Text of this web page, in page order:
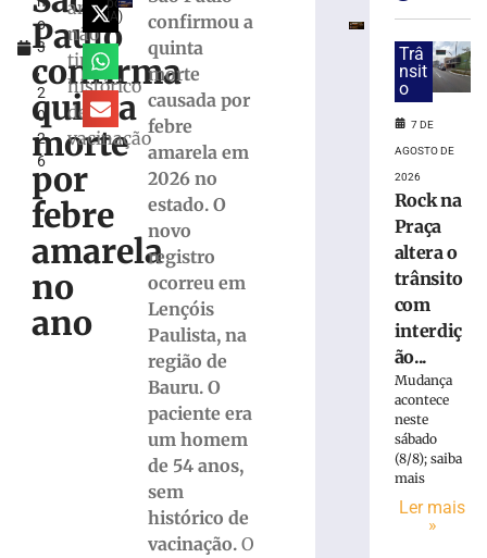
o
3
,
2
0
2
6
Paulo
confirma
quinta
morte
por
febre
amarela
no
ano
anos
não
tinha
histórico
de
vacinação
por
IA)
confirmou a
quinta
morte
causada por
febre
amarela em
2026 no
estado. O
novo
registro
ocorreu em
Lençóis
Paulista, na
região de
Bauru. O
paciente era
um homem
de 54 anos,
sem
histórico de
vacinação. O
CERVEJA:
Médico
consumo
moderado
Hospital
atualiza
estado
saúde
trabalhador
ferido
Trâ
nsit
o
7 DE
AGOSTO DE
2026
Rock na
Praça
altera o
trânsito
com
interdiç
ão...
Mudança
acontece
neste
sábado
(8/8); saiba
mais
Ler mais
»